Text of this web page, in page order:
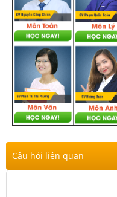
Câu hỏi liên quan